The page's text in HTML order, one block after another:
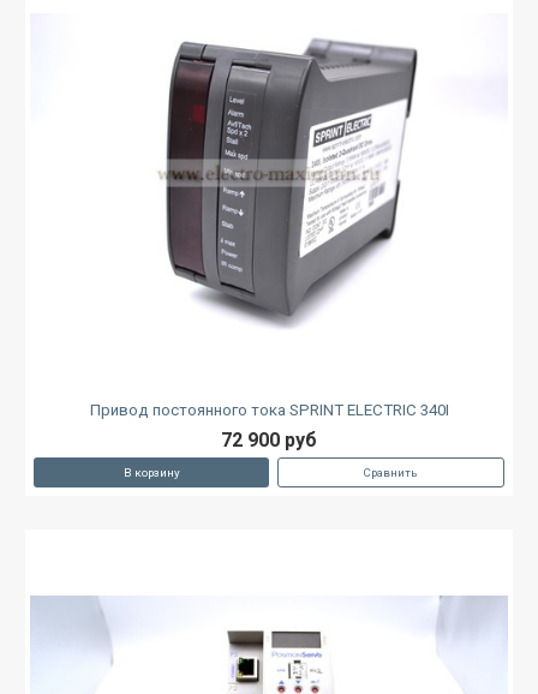
Привод постоянного тока SPRINT ELECTRIC 340I
72 900 руб
В корзину Сравнить